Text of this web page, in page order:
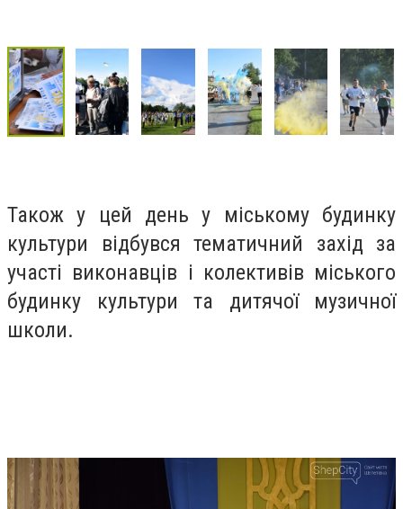
Також у цей день у міському будинку
культури відбувся тематичний захід за
участі виконавців і колективів міського
будинку культури та дитячої музичної
школи.